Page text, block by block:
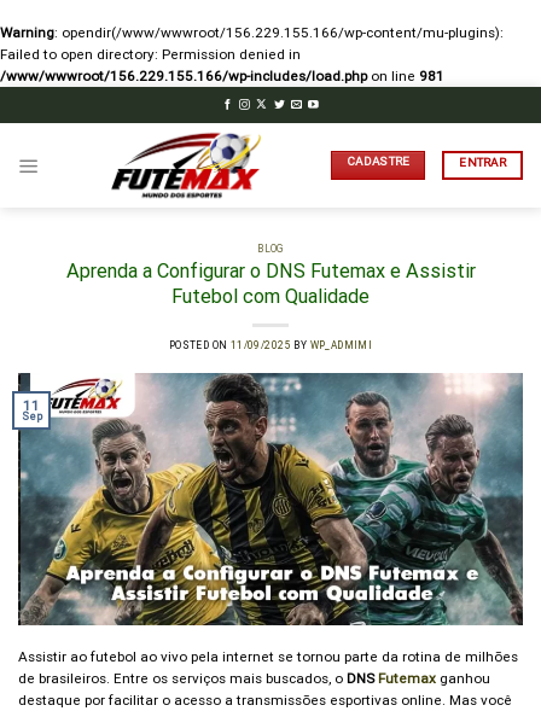
Warning: opendir(/www/wwwroot/156.229.155.166/wp-content/mu-plugins):
Failed to open directory: Permission denied in
/www/wwwroot/156.229.155.166/wp-includes/load.phpon line 981
CADASTRE ENTRAR
BLOG
Aprenda a Configurar o DNS Futemax e Assistir
Futebol com Qualidade
POSTED ON 11/09/2025 BY WP_ADMIMI
11
Sep
Assistir ao futebol ao vivo pela internet se tornou parte da rotina de milhões
de brasileiros. Entre os serviços mais buscados, o DNS Futemax ganhou
destaque por facilitar o acesso a transmissões esportivas online. Mas você